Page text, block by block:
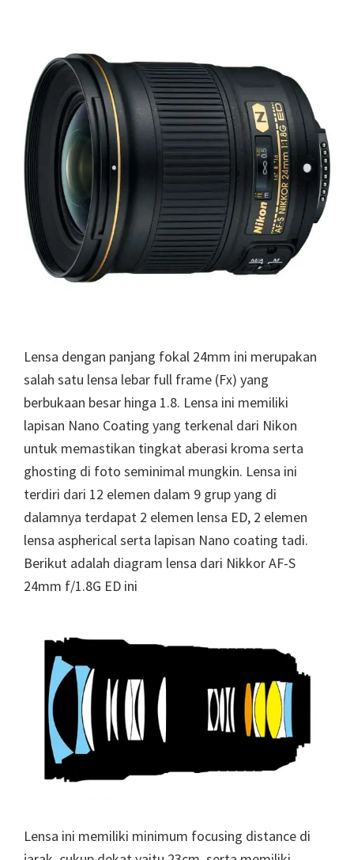
Lensa dengan panjang fokal 24mm ini merupakan
salah satu lensa lebar full frame (Fx) yang
berbukaan besar hinga 1.8. Lensa ini memiliki
lapisan Nano Coating yang terkenal dari Nikon
untuk memastikan tingkat aberasi kroma serta
ghosting di foto seminimal mungkin. Lensa ini
terdiri dari 12 elemen dalam 9 grup yang di
dalamnya terdapat 2 elemen lensa ED, 2 elemen
lensa aspherical serta lapisan Nano coating tadi.
Berikut adalah diagram lensa dari Nikkor AF-S
24mm f/1.8G ED ini
Lensa ini memiliki minimum focusing distance di